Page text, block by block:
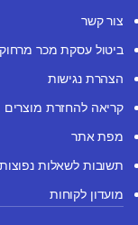
צור קשר
ביטול עסקת מכר מרחוק
הצהרת נגישות
קריאה להחזרת מוצרים
מפת אתר
תשובות לשאלות נפוצות
מועדון לקוחות